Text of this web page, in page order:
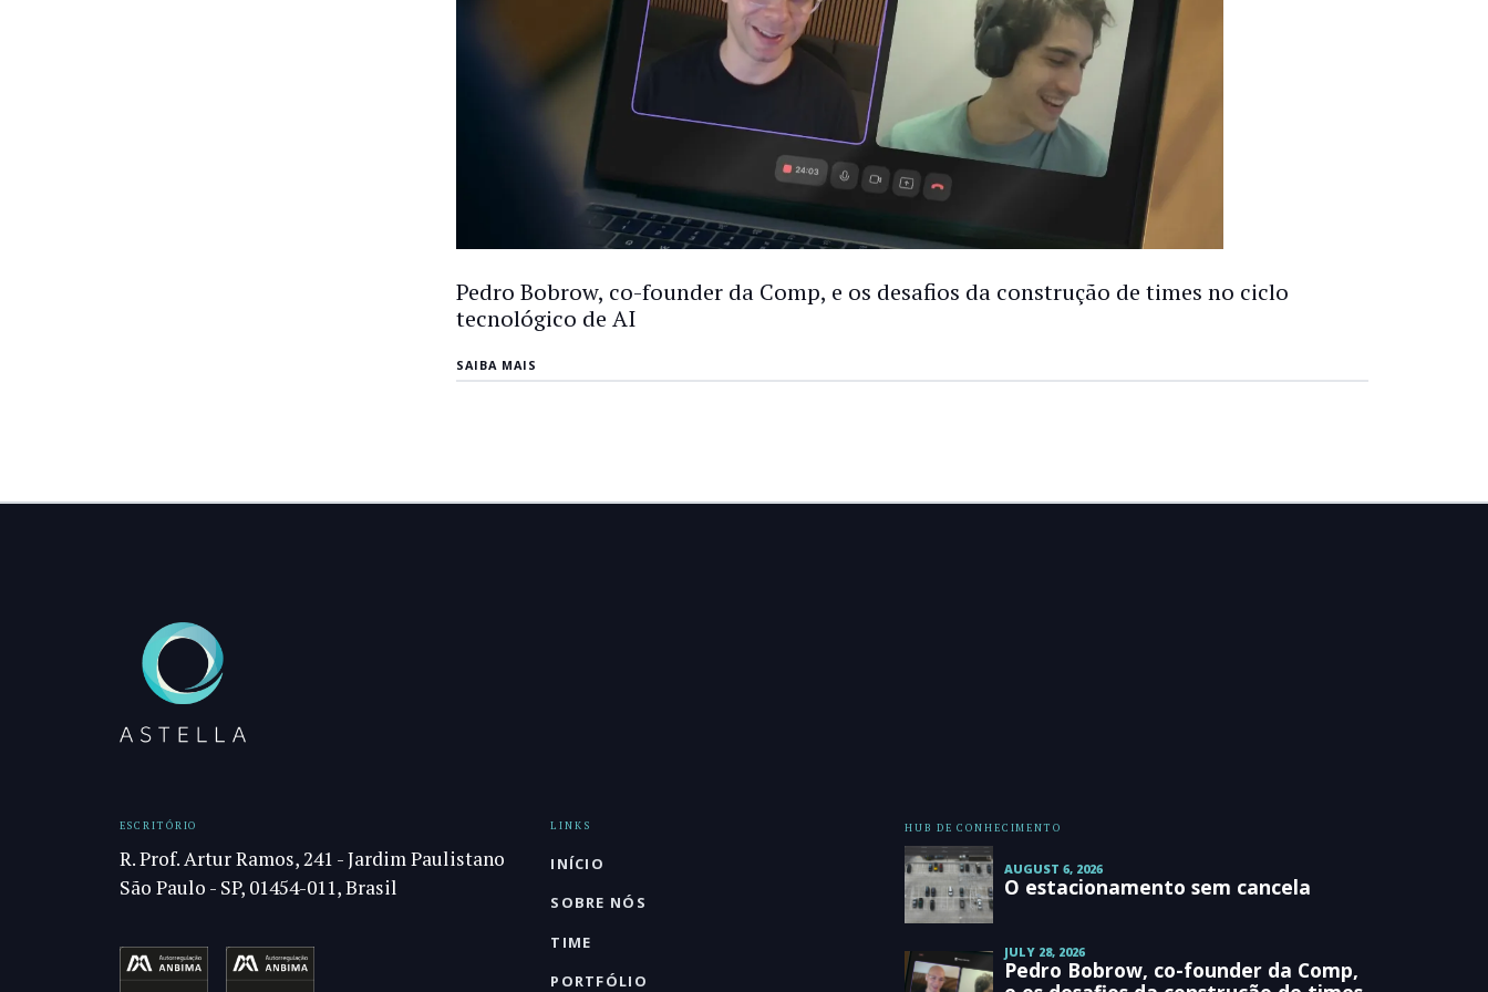
Pedro Bobrow, co-founder da Comp, e os desafios da construção de times no ciclo
tecnológico de AI
SAIBA MAIS
ESCRITÓRIO
R. Prof. Artur Ramos, 241 - Jardim Paulistano
São Paulo - SP, 01454-011, Brasil
LINKS
INÍCIO
SOBRE NÓS
TIME
PORTFÓLIO
HUB DE CONHECIMENTO
AUGUST 6, 2026
O estacionamento sem cancela
JULY 28, 2026
Pedro Bobrow, co-founder da Comp,